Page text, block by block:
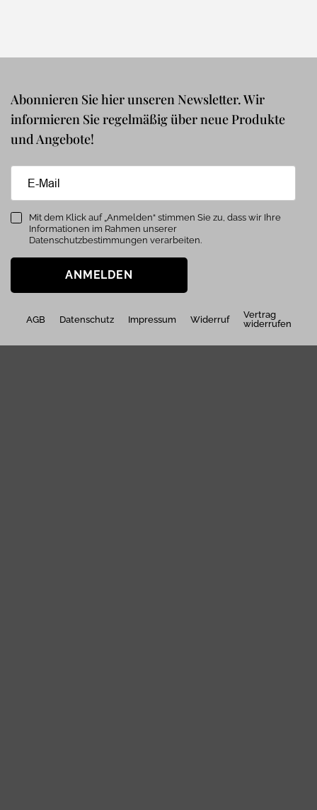
Abonnieren Sie hier unseren Newsletter. Wir
informieren Sie regelmäßig über neue Produkte
und Angebote!
Mit dem Klick auf „Anmelden“ stimmen Sie zu, dass wir Ihre
Informationen im Rahmen unserer
Datenschutzbestimmungen verarbeiten.
ANMELDEN
AGB Datenschutz Impressum Widerruf
Vertrag
widerrufen